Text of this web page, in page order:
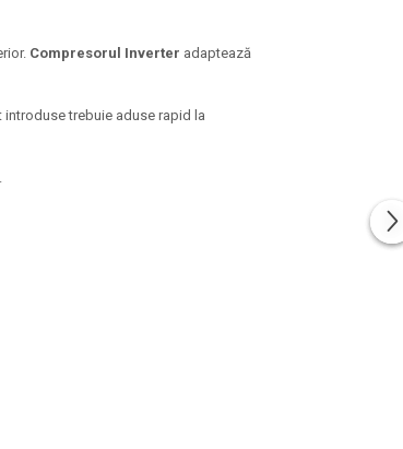
Compresorul Inverter adaptează
trebuie aduse rapid la